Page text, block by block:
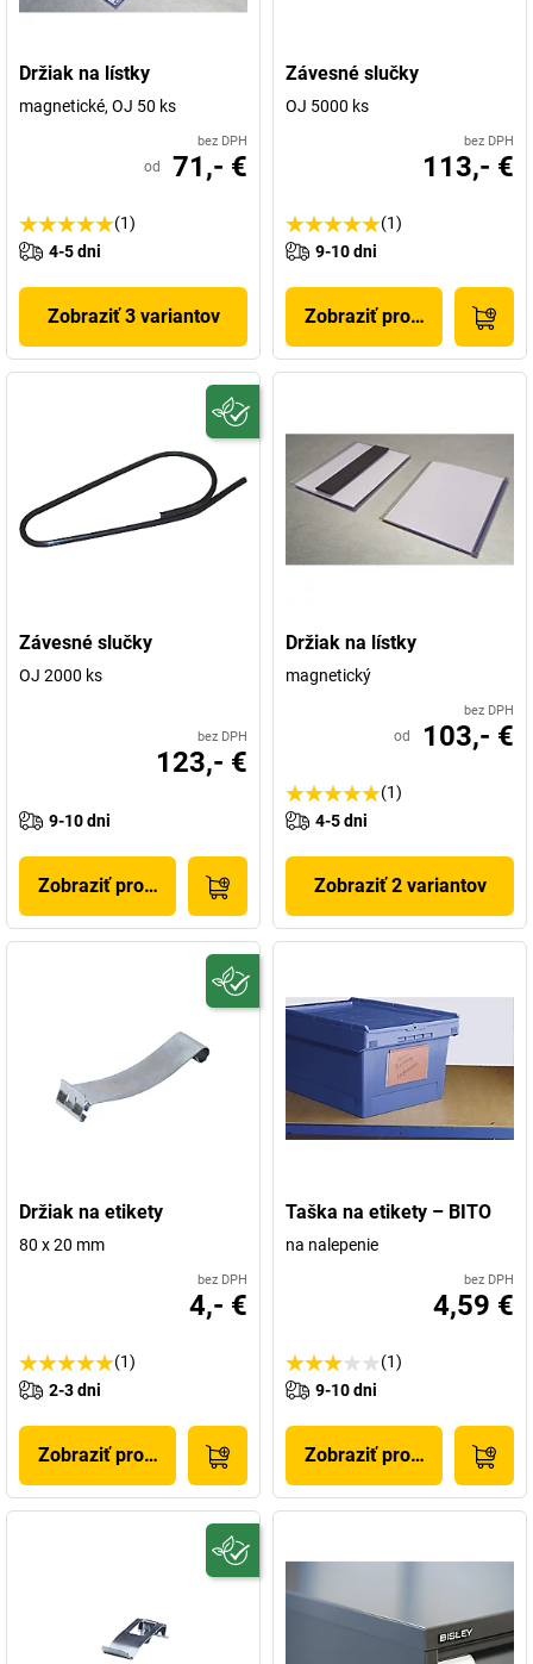
Držiak na lístky
magnetické, OJ 50 ks
bez DPH
od 71,- €
(1)
4-5 dni
Zobraziť 3 variantov
Závesné slučky
OJ 5000 ks
bez DPH
113,- €
(1)
9-10 dni
Zobraziť produkt
Závesné slučky
OJ 2000 ks
bez DPH
123,- €
9-10 dni
Zobraziť produkt
Držiak na lístky
magnetický
bez DPH
od 103,- €
(1)
4-5 dni
Zobraziť 2 variantov
Držiak na etikety
80 x 20 mm
bez DPH
4,- €
(1)
2-3 dni
Zobraziť produkt
Taška na etikety – BITO
na nalepenie
bez DPH
4,59 €
(1)
9-10 dni
Zobraziť produkt